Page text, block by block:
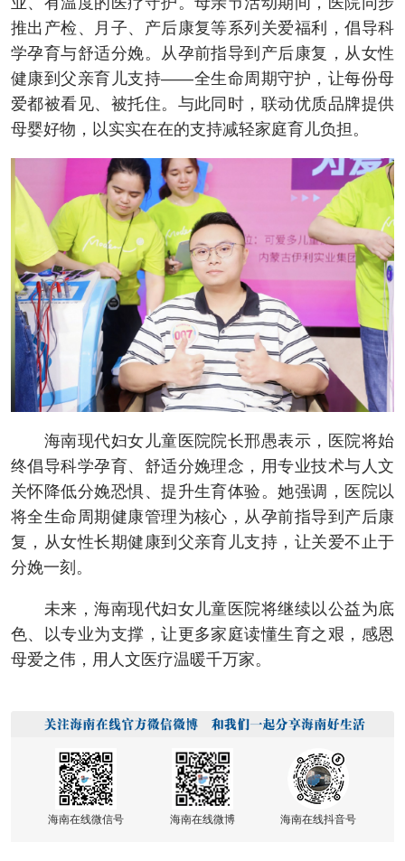
推出产检、月子、产后康复等系列关爱福利，倡导科
学孕育与舒适分娩。从孕前指导到产后康复，从女性
健康到父亲育儿支持——全生命周期守护，让每份母
爱都被看见、被托住。与此同时，联动优质品牌提供
母婴好物，以实实在在的支持减轻家庭育儿负担。
海南现代妇女儿童医院院长邢愚表示，医院将始
终倡导科学孕育、舒适分娩理念，用专业技术与人文
关怀降低分娩恐惧、提升生育体验。她强调，医院以
将全生命周期健康管理为核心，从孕前指导到产后康
复，从女性长期健康到父亲育儿支持，让关爱不止于
分娩一刻。
未来，海南现代妇女儿童医院将继续以公益为底
色、以专业为支撑，让更多家庭读懂生育之艰，感恩
母爱之伟，用人文医疗温暖千万家。
海南在线微信号 海南在线微博 海南在线抖音号